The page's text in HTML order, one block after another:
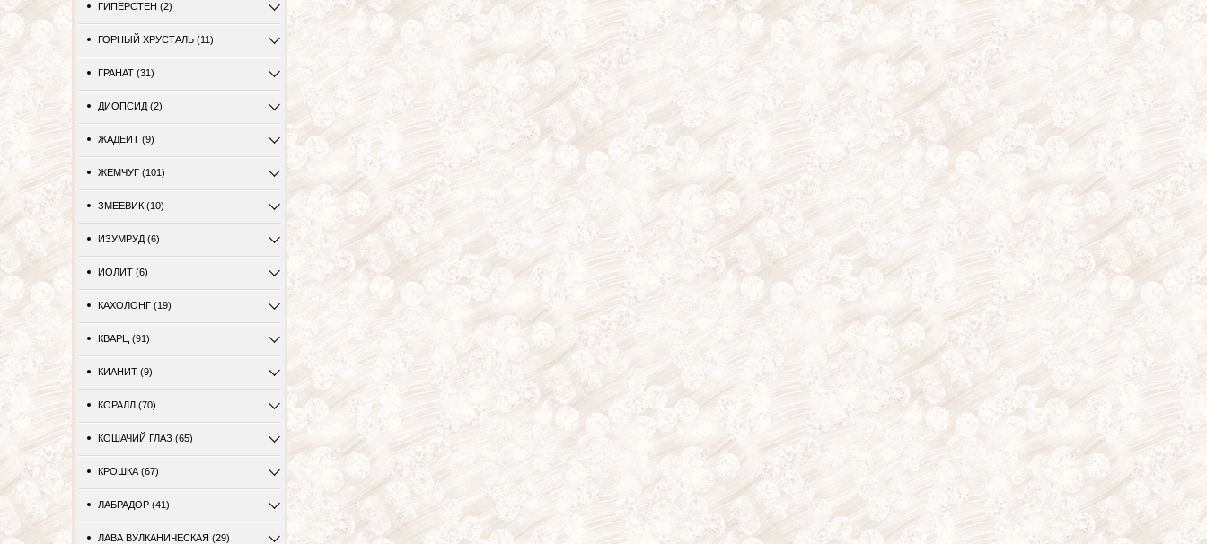
ГИПЕРСТЕН (2)
ГОРНЫЙ ХРУСТАЛЬ (11)
ГРАНАТ (31)
ДИОПСИД (2)
ЖАДЕИТ (9)
ЖЕМЧУГ (101)
ЗМЕЕВИК (10)
ИЗУМРУД (6)
ИОЛИТ (6)
КАХОЛОНГ (19)
КВАРЦ (91)
КИАНИТ (9)
КОРАЛЛ (70)
КОШАЧИЙ ГЛАЗ (65)
КРОШКА (67)
ЛАБРАДОР (41)
ЛАВА ВУЛКАНИЧЕСКАЯ (29)